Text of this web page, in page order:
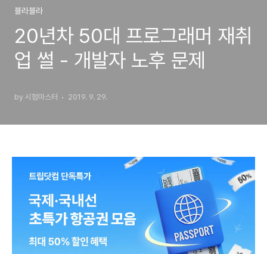
블라블라
20년차 50대 프로그래머 재취
업 썰 - 개발자 노후 문제
by 시험마스터 2019. 9. 29.